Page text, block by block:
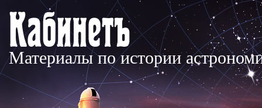
Материалы по истории